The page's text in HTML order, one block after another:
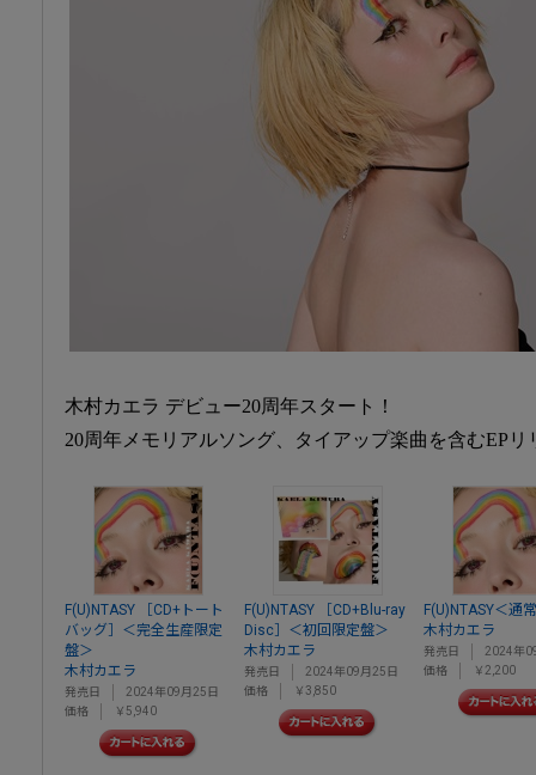
木村カエラ デビュー20周年スタート！
20周年メモリアルソング、タイアップ楽曲を含むEPリ
F(U)NTASY ［CD+トート
バッグ］＜完全生産限定
盤＞
木村カエラ
発売日
2024年09月25日
価格
￥5,940
F(U)NTASY ［CD+Blu-ray
Disc］＜初回限定盤＞
木村カエラ
発売日
2024年09月25日
価格
￥3,850
F(U)NTASY＜通
木村カエラ
発売日
2024年
価格
￥2,200